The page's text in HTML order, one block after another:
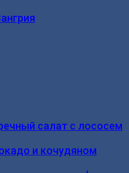
салат с лососем
и кочудяном